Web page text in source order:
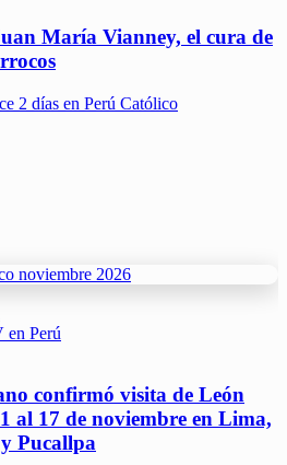
María Vianney, el cura de
2 días en Perú Católico
en Perú
confirmó visita de León
al 17 de noviembre en Lima,
Pucallpa